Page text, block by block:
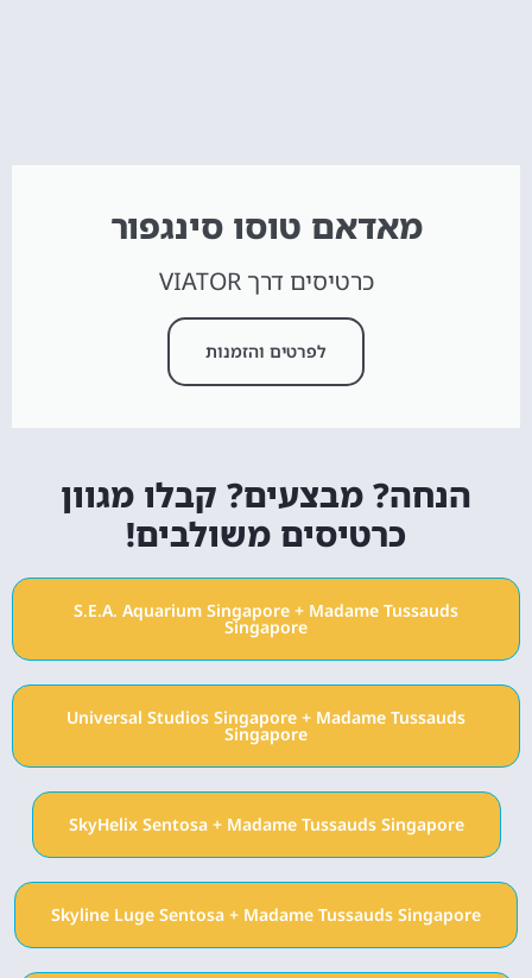
מאדאם טוסו סינגפור
כרטיסים דרך VIATOR
לפרטים והזמנות
הנחה? מבצעים? קבלו מגוון
כרטיסים משולבים!
S.E.A. Aquarium Singapore + Madame Tussauds
Singapore
Universal Studios Singapore + Madame Tussauds
Singapore
SkyHelix Sentosa + Madame Tussauds Singapore
Skyline Luge Sentosa + Madame Tussauds Singapore